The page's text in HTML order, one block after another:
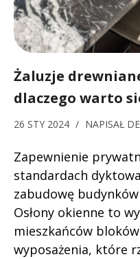
Żaluzje
dlaczego warto
26 STY 2024 / NAPISAŁ
Zapewnienie
standardach
zabudowę
Osłony okienne to
mieszkańców
wyposażenia, które